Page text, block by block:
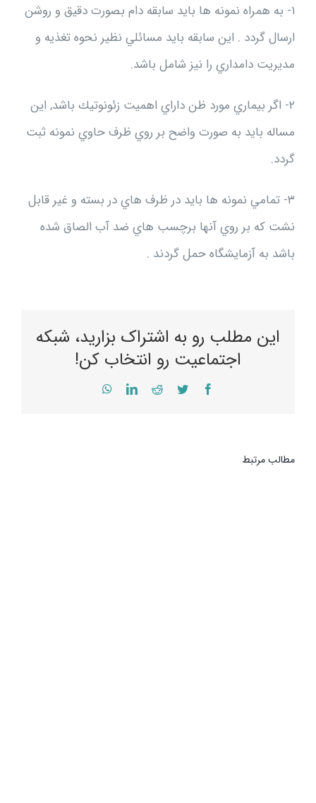
۱- به همراه نمونه ها بايد سابقه دام بصورت دقيق و روشن
ارسال گردد . اين سابقه بايد مسائلي نظير نحوه تغذيه و
مديريت دامداري را نيز شامل باشد.
۲- اگر بيماري مورد ظن داراي اهميت زئونوتيك باشد, اين
مساله بايد به صورت واضح بر روي ظرف حاوي نمونه ثبت
گردد.
۳- تمامي نمونه ها بايد در ظرف هاي در بسته و غير قابل
نشت كه بر روي آنها برچسب هاي ضد آب الصاق شده
باشد به آزمايشگاه حمل گردند .
این مطلب رو به اشتراک بزارید، شبکه
اجتماعیت رو انتخاب کن!
Facebook
Twitter
Reddit
LinkedIn
WhatsApp
مطالب مرتبط